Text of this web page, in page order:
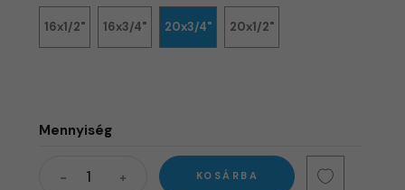
16x1/2" 16x3/4" 20x3/4" 20x1/2"
Mennyiség
KOSÁRBA